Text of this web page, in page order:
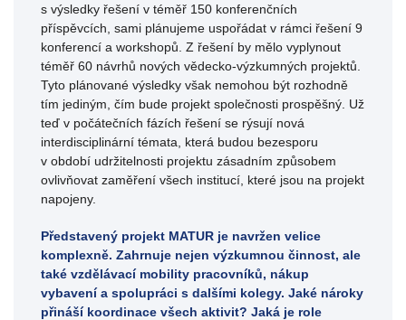
s výsledky řešení v téměř 150 konferenčních
příspěvcích, sami plánujeme uspořádat v rámci řešení 9
konferencí a workshopů. Z řešení by mělo vyplynout
téměř 60 návrhů nových vědecko-výzkumných projektů.
Tyto plánované výsledky však nemohou být rozhodně
tím jediným, čím bude projekt společnosti prospěšný. Už
teď v počátečních fázích řešení se rýsují nová
interdisciplinární témata, která budou bezesporu
v období udržitelnosti projektu zásadním způsobem
ovlivňovat zaměření všech institucí, které jsou na projekt
napojeny.
Představený projekt MATUR je navržen velice
komplexně. Zahrnuje nejen výzkumnou činnost, ale
také vzdělávací mobility pracovníků, nákup
vybavení a spolupráci s dalšími kolegy. Jaké nároky
přináší koordinace všech aktivit? Jaká je role